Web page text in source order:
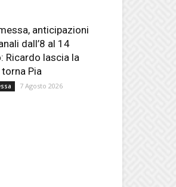
anticipazioni
dall’8 al 14
Ricardo lascia la
Pia
7 Agosto 2026